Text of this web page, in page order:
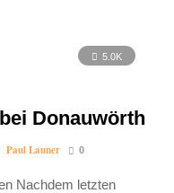
5.0K
Donauwörth
Paul Launer 0
Nachdem letzten